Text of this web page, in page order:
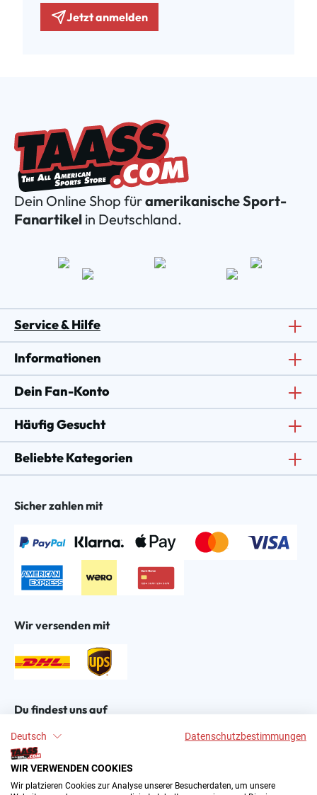
Deutsch Datenschutzbestimmungen
WIR VERWENDEN COOKIES
Wir platzieren Cookies zur Analyse unserer Besucherdaten, um unsere
Jetzt anmelden
Dein Online Shop füramerikanische Sport-
Fanartikel in Deutschland.
Service & Hilfe
Informationen
Dein Fan-Konto
Häufig Gesucht
Beliebte Kategorien
Sicher zahlen mit
Wir versenden mit
Du findest uns auf